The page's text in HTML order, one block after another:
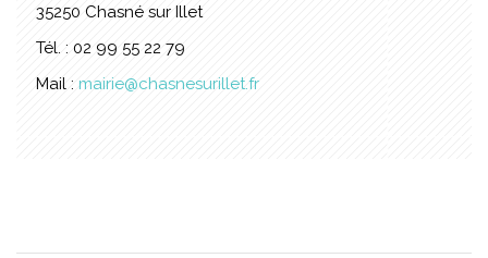
35250 Chasné sur Illet
Tél. : 02 99 55 22 79
Mail : mairie@chasnesurillet.fr